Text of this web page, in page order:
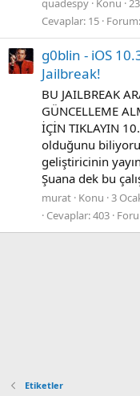
quadespy Konu
Cevaplar: 15 Forum:
g0blin - iOS
Jailbreak!
BU JAILBREAK
GÜNCELLEME
İÇİN TIKLAYIN
olduğunu
geliştiricinin
Şuana dek bu
murat Konu 3
Cevaplar: 403
Etiketler